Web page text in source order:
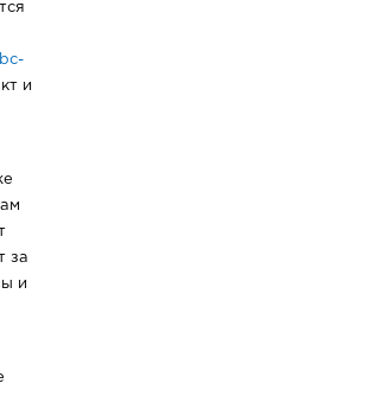
и
за
и